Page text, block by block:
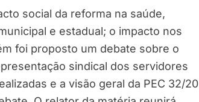
social da reforma na saúde,
e estadual; o impacto nos
foi proposto um debate sobre o
sindical dos servidores
e a visão geral da PEC 32/20